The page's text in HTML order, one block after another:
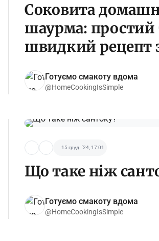
Соковита
шаурма: простий
швидкий рецепт
Готуємо смакоту вдома
@HomeCookingIsSimple
15 груд. '24, 17:01
Що таке ніж
Готуємо смакоту вдома
@HomeCookingIsSimple